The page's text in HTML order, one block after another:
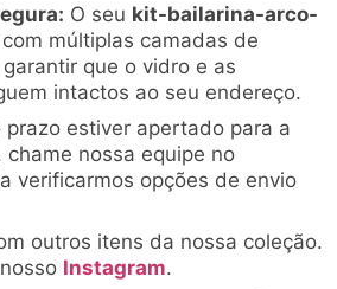
O seu kit-bailarina-arco-
múltiplas camadas de
que o vidro e as
intactos ao seu endereço.
prazo estiver apertado para a
nossa equipe no
verificarmos opções de envio
outros itens da nossa coleção.
Instagram.